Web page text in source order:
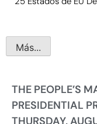
Más...
THE PEOPLE’S
PRESIDENTIAL